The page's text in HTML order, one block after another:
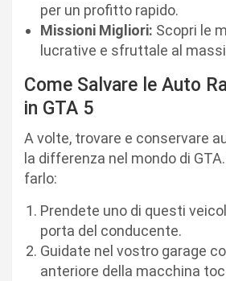
per un profitto rapido.
Missioni Migliori: Scopri le
lucrative e sfruttale al
Come Salvare le Auto
in GTA 5
A volte, trovare e conservare
la differenza nel mondo di
farlo:
Prendete uno di questi
porta del conducente.
Guidate nel vostro garage
anteriore della macchina